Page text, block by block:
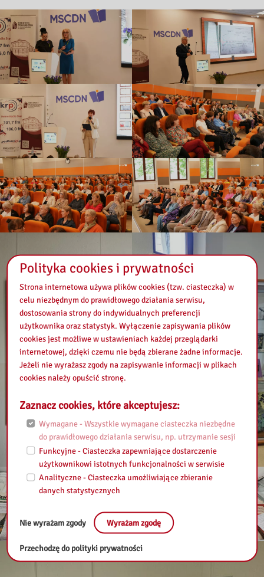
Polityka cookies i prywatności
Strona internetowa używa plików cookies (tzw. ciasteczka) w
celu niezbędnym do prawidłowego działania serwisu,
dostosowania strony do indywidualnych preferencji
użytkownika oraz statystyk. Wyłączenie zapisywania plików
cookies jest możliwe w ustawieniach każdej przeglądarki
internetowej, dzięki czemu nie będą zbierane żadne informacje.
Jeżeli nie wyrażasz zgody na zapisywanie informacji w plikach
cookies należy opuścić stronę.
Zaznacz cookies, które akceptujesz:
Wymagane - Wszystkie wymagane ciasteczka niezbędne
do prawidłowego działania serwisu, np. utrzymanie sesji
Funkcyjne - Ciasteczka zapewniające dostarczenie
użytkownikowi istotnych funkcjonalności w serwisie
Analityczne - Ciasteczka umożliwiające zbieranie
danych statystycznych
Nie wyrażam zgody Wyrażam zgodę
Przechodzę do polityki prywatności